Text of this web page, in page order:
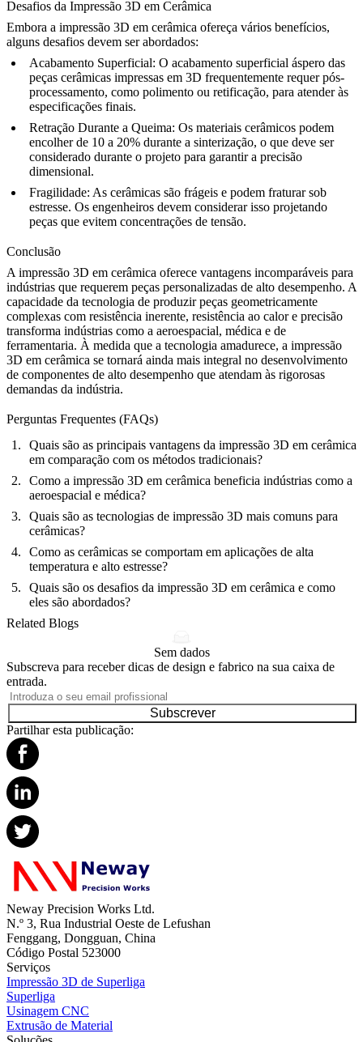
Desafios da Impressão 3D em Cerâmica
Embora a impressão 3D em cerâmica ofereça vários benefícios,
alguns desafios devem ser abordados:
Acabamento Superficial: O acabamento superficial áspero das
peças cerâmicas impressas em 3D frequentemente requer pós-
processamento, como polimento ou retificação, para atender às
especificações finais.
Retração Durante a Queima: Os materiais cerâmicos podem
encolher de 10 a 20% durante a sinterização, o que deve ser
considerado durante o projeto para garantir a precisão
dimensional.
Fragilidade: As cerâmicas são frágeis e podem fraturar sob
estresse. Os engenheiros devem considerar isso projetando
peças que evitem concentrações de tensão.
Conclusão
A impressão 3D em cerâmica oferece vantagens incomparáveis para
indústrias que requerem peças personalizadas de alto desempenho. A
capacidade da tecnologia de produzir peças geometricamente
complexas com resistência inerente, resistência ao calor e precisão
transforma indústrias como a aeroespacial, médica e de
ferramentaria. À medida que a tecnologia amadurece, a impressão
3D em cerâmica se tornará ainda mais integral no desenvolvimento
de componentes de alto desempenho que atendam às rigorosas
demandas da indústria.
Perguntas Frequentes (FAQs)
Quais são as principais vantagens da impressão 3D em cerâmica
em comparação com os métodos tradicionais?
Como a impressão 3D em cerâmica beneficia indústrias como a
aeroespacial e médica?
Quais são as tecnologias de impressão 3D mais comuns para
cerâmicas?
Como as cerâmicas se comportam em aplicações de alta
temperatura e alto estresse?
Quais são os desafios da impressão 3D em cerâmica e como
eles são abordados?
Related Blogs
Sem dados
Subscreva para receber dicas de design e fabrico na sua caixa de
entrada.
Subscrever
Partilhar esta publicação:
Neway Precision Works Ltd.
N.º 3, Rua Industrial Oeste de Lefushan
Fenggang, Dongguan, China
Código Postal 523000
Serviços
Impressão 3D de Superliga
Superliga
Usinagem CNC
Extrusão de Material